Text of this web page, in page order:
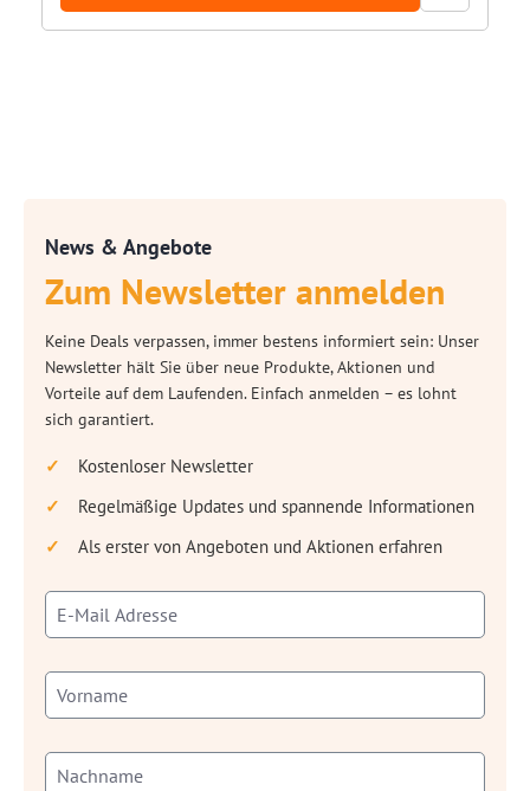
News & Angebote
Zum Newsletter anmelden
Keine Deals verpassen, immer bestens informiert sein: Unser
Newsletter hält Sie über neue Produkte, Aktionen und
Vorteile auf dem Laufenden. Einfach anmelden – es lohnt
sich garantiert.
Kostenloser Newsletter
Regelmäßige Updates und spannende Informationen
Als erster von Angeboten und Aktionen erfahren